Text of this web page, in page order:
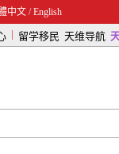
中文 /English
| 留学移民 天维导航